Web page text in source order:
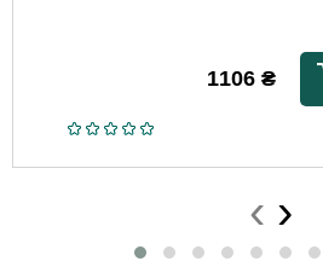
1106 ₴
‹ ›